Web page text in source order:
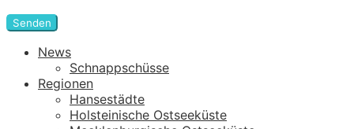
Senden
News
Schnappschüsse
Regionen
Hansestädte
Holsteinische Ostseeküste